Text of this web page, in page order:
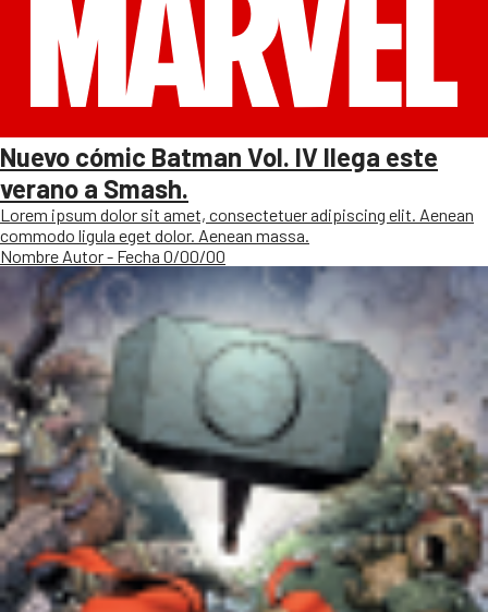
Nuevo cómic Batman Vol. IV llega este
verano a Smash.
Lorem ipsum dolor sit amet, consectetuer adipiscing elit. Aenean
commodo ligula eget dolor. Aenean massa.
Nombre Autor - Fecha 0/00/00